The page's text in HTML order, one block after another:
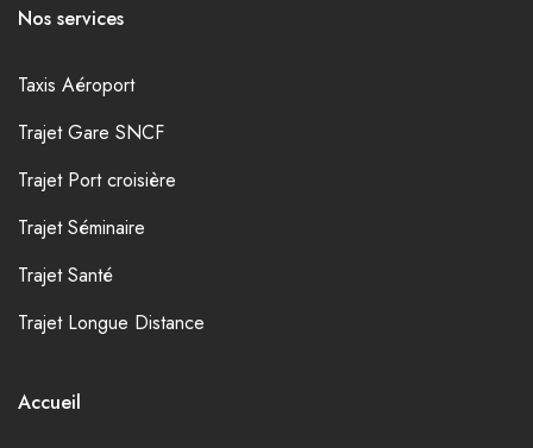
Nos services
Taxis Aéroport
Trajet Gare SNCF
Trajet Port croisière
Trajet Séminaire
Trajet Santé
Trajet Longue Distance
Accueil